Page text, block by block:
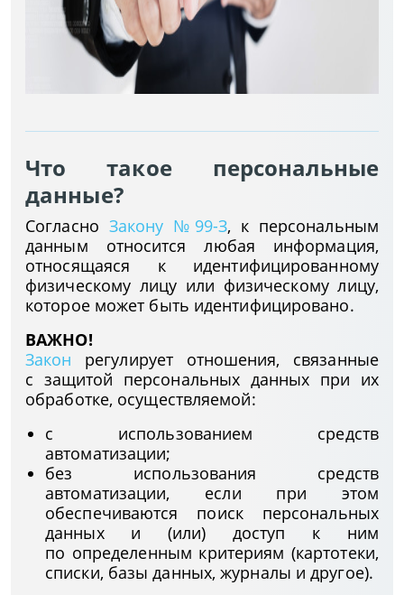
Что такое персональные
данные?
Согласно Закону №99-З, к персональным
данным относится любая информация,
относящаяся к идентифицированному
физическому лицу или физическому лицу,
которое может быть идентифицировано.
ВАЖНО!
Закон регулирует отношения, связанные
с защитой персональных данных при их
обработке, осуществляемой:
с использованием средств
автоматизации;
без использования средств
автоматизации, если при этом
обеспечиваются поиск персональных
данных и (или) доступ к ним
по определенным критериям (картотеки,
списки, базы данных, журналы и другое).